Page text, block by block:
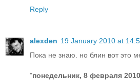
Reply
alexden 19 January 2010 at
Пока не знаю. но блин вот это
"понедельник, 8 февраля 2010